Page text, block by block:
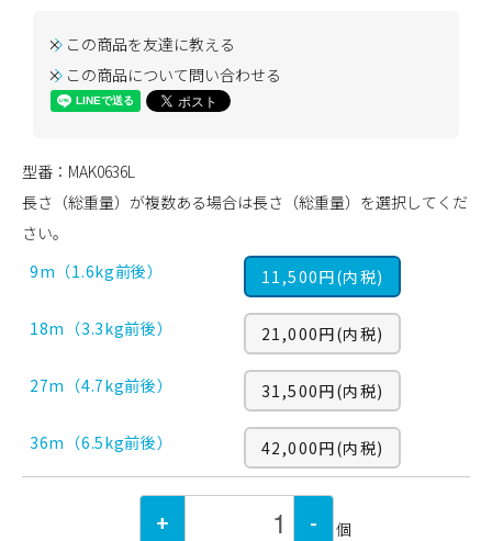
この商品を友達に教える
この商品について問い合わせる
型番：MAK0636L
長さ（総重量）が複数ある場合は長さ（総重量）を選択してくだ
さい。
9m（1.6kg前後）
11,500円(内税)
18m（3.3kg前後） 21,000円(内税)
27m（4.7kg前後） 31,500円(内税)
36m（6.5kg前後） 42,000円(内税)
+ - 個